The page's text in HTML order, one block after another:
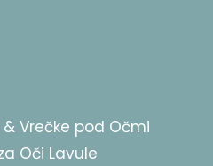
Vrečke pod Očmi
Oči Lavule